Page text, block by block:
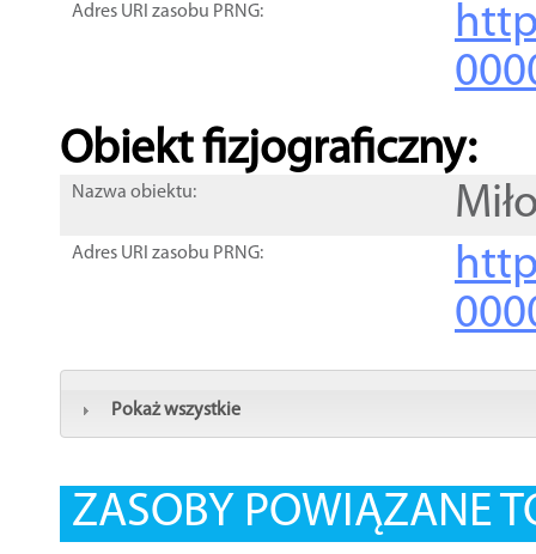
Adres URI zasobu PRNG:
Obiekt fizjograficzny:
Nazwa obiektu:
Adres URI zasobu PRNG:
Pokaż wszystkie
ZASOBY POWIĄZANE